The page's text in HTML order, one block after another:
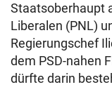
Staatsoberhaupt
Liberalen (PNL)
Regierungschef
dem PSD-nahen
dürfte darin